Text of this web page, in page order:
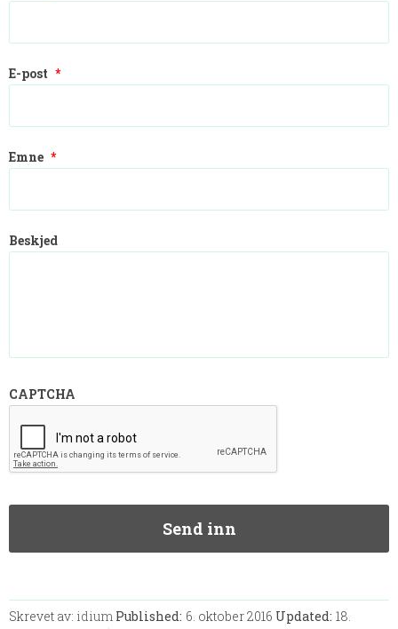
E-post *
Emne *
Beskjed
CAPTCHA
Skrevet av: idium Published: 6. oktober 2016 Updated: 18.